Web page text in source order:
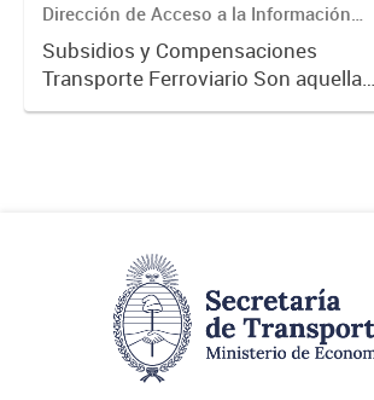
Dirección de Acceso a la Información
Pública y Transparencia
Subsidios y Compensaciones
Transporte Ferroviario Son aquellas
transferencias realizadas por la